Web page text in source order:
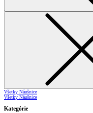
Všetky Náušnice
Všetky Náušnice
Kategórie